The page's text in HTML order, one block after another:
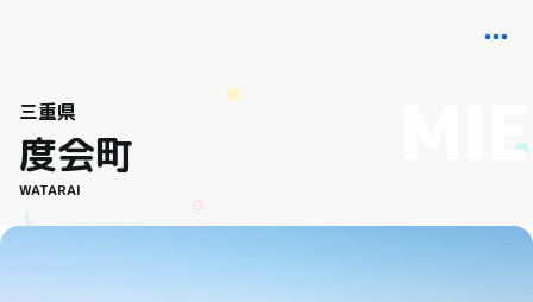
三重県
度会町
WATARAI